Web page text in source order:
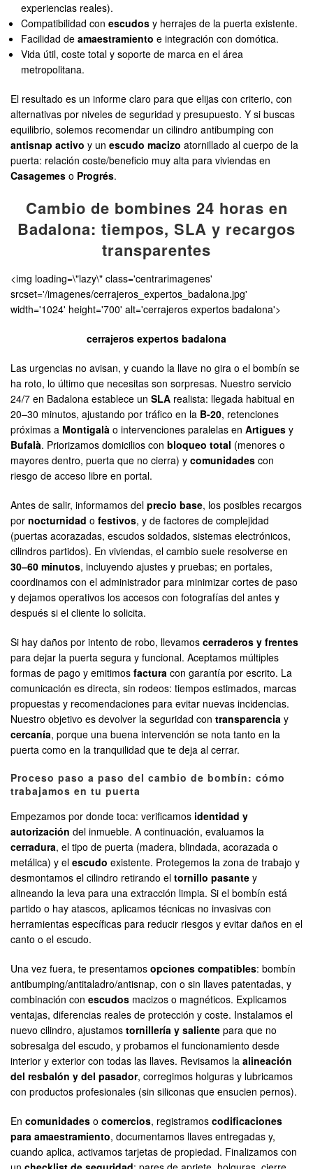
experiencias reales).
Compatibilidad conescudos y herrajes de la puerta existente.
Facilidad deamaestramiento e integración con domótica.
Vida útil, coste total y soporte de marca en el área
metropolitana.
El resultado es un informe claro para que elijas con criterio, con
alternativas por niveles de seguridad y presupuesto. Y si buscas
equilibrio, solemos recomendar un cilindro antibumping con
antisnap activo y un escudo macizo atornillado al cuerpo de la
puerta: relación coste/beneficio muy alta para viviendas en
Casagemes o Progrés.
Cambio de bombines 24 horas en
Badalona: tiempos, SLA y recargos
transparentes
<img loading=\"lazy\" class='centrarimagenes'
srcset='/imagenes/cerrajeros_expertos_badalona.jpg'
width='1024' height='700' alt='cerrajeros expertos badalona'>
cerrajeros expertos badalona
Las urgencias no avisan, y cuando la llave no gira o el bombín se
ha roto, lo último que necesitas son sorpresas. Nuestro servicio
24/7 en Badalona establece un SLA realista: llegada habitual en
20–30 minutos, ajustando por tráfico en la B-20, retenciones
próximas a Montigalà o intervenciones paralelas en Artigues y
Bufalà. Priorizamos domicilios con bloqueo total (menores o
mayores dentro, puerta que no cierra) y comunidades con
riesgo de acceso libre en portal.
Antes de salir, informamos del precio base, los posibles recargos
por nocturnidad o festivos, y de factores de complejidad
(puertas acorazadas, escudos soldados, sistemas electrónicos,
cilindros partidos). En viviendas, el cambio suele resolverse en
30–60 minutos, incluyendo ajustes y pruebas; en portales,
coordinamos con el administrador para minimizar cortes de paso
y dejamos operativos los accesos con fotografías del antes y
después si el cliente lo solicita.
Si hay daños por intento de robo, llevamos cerraderos y frentes
para dejar la puerta segura y funcional. Aceptamos múltiples
formas de pago y emitimos factura con garantía por escrito. La
comunicación es directa, sin rodeos: tiempos estimados, marcas
propuestas y recomendaciones para evitar nuevas incidencias.
Nuestro objetivo es devolver la seguridad con transparencia y
cercanía, porque una buena intervención se nota tanto en la
puerta como en la tranquilidad que te deja al cerrar.
Proceso paso a paso del cambio de bombín: cómo
trabajamos en tu puerta
Empezamos por donde toca: verificamos identidad y
autorización del inmueble. A continuación, evaluamos la
cerradura, el tipo de puerta (madera, blindada, acorazada o
metálica) y el escudo existente. Protegemos la zona de trabajo y
desmontamos el cilindro retirando el tornillo pasante y
alineando la leva para una extracción limpia. Si el bombín está
partido o hay atascos, aplicamos técnicas no invasivas con
herramientas específicas para reducir riesgos y evitar daños en el
canto o el escudo.
Una vez fuera, te presentamos opciones compatibles: bombín
antibumping/antitaladro/antisnap, con o sin llaves patentadas, y
combinación con escudos macizos o magnéticos. Explicamos
ventajas, diferencias reales de protección y coste. Instalamos el
nuevo cilindro, ajustamos tornillería y saliente para que no
sobresalga del escudo, y probamos el funcionamiento desde
interior y exterior con todas las llaves. Revisamos la alineación
del resbalón y del pasador, corregimos holguras y lubricamos
con productos profesionales (sin siliconas que ensucien pernos).
En comunidades o comercios, registramos codificaciones
para amaestramiento, documentamos llaves entregadas y,
cuando aplica, activamos tarjetas de propiedad. Finalizamos con